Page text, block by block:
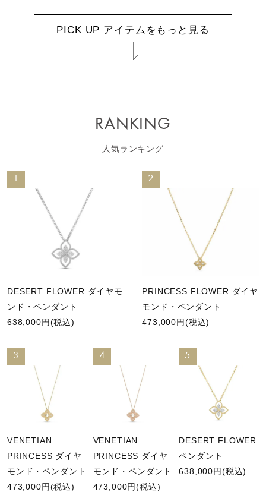
PICK UP アイテムをもっと見る
RANKING
人気ランキング
1
DESERT FLOWER ダイヤモ
ンド・ペンダント
638,000円(税込)
2
PRINCESS FLOWER ダイヤ
モンド・ペンダント
473,000円(税込)
3
VENETIAN
PRINCESS ダイヤ
モンド・ペンダント
473,000円(税込)
4
VENETIAN
PRINCESS ダイヤ
モンド・ペンダント
473,000円(税込)
5
DESERT FLOWER
ペンダント
638,000円(税込)